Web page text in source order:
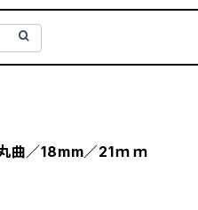
丸曲／18mm／21ｍｍ